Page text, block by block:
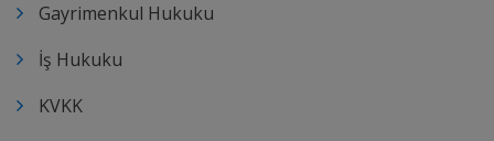
Gayrimenkul Hukuku
İş Hukuku
KVKK